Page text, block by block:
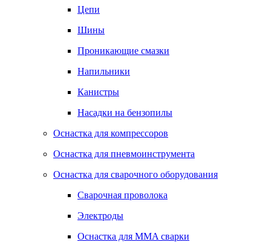
Цепи
Шины
Проникающие смазки
Напильники
Канистры
Насадки на бензопилы
Оснастка для компрессоров
Оснастка для пневмоинструмента
Оснастка для сварочного оборудования
Сварочная проволока
Электроды
Оснастка для MMA сварки